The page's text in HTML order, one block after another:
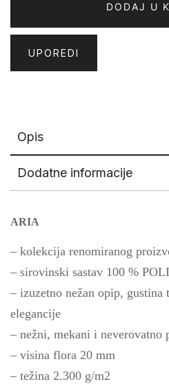
DODAJ U
UPOREDI
Opis
Dodatne informacije
ARIA
– kolekcija renomiranog
– sirovinski sastav 100 %
– izuzetno nežan opip, gustina
elegancije
– nežni, mekani i neverovatno
– visina flora 20 mm
– težina 2.300 g/m2